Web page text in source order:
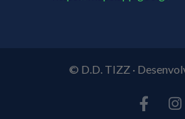
© D.D. TIZZ ·